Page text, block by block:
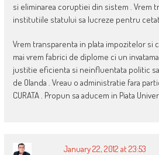
si eliminarea coruptiei din sistem . Vrem
institutiile statului sa lucreze pentru
Vrem transparenta in plata impozitelor si
mai vrem fabrici de diplome ci un
justitie eficienta si neinfluentata politic
de Olanda . Vreau o administratie fara
CURATA . Propun sa aducem in Piata
January 22, 2012 at 23:53